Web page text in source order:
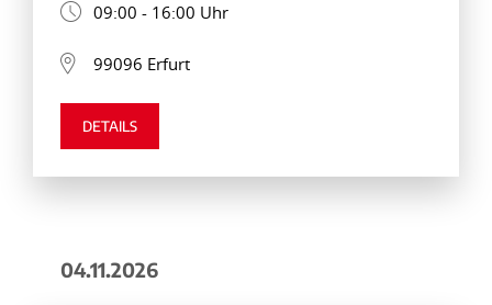
09:00 - 16:00 Uhr
99096 Erfurt
DETAILS
04.11.2026